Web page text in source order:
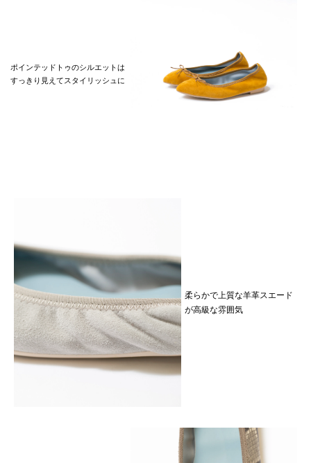
ポインテッドトゥのシルエットは
すっきり見えてスタイリッシュに
柔らかで上質な羊革スエード
が高級な雰囲気